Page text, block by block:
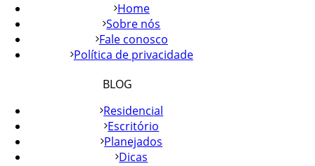
Home
Sobre nós
Fale conosco
Política de privacidade
BLOG
Residencial
Escritório
Planejados
Dicas